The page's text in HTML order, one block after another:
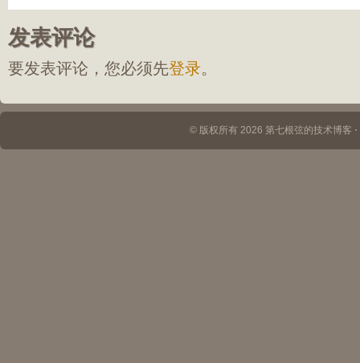
发表评论
要发表评论，您必须先登录。
© 版权所有 2026 第七根弦的技术博客